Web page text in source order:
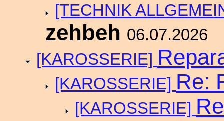
[TECHNIK
zehbeh 06.07.2026
[KAROSSERIE]
[KAROSSERIE] Re:
[KAROSSERIE]